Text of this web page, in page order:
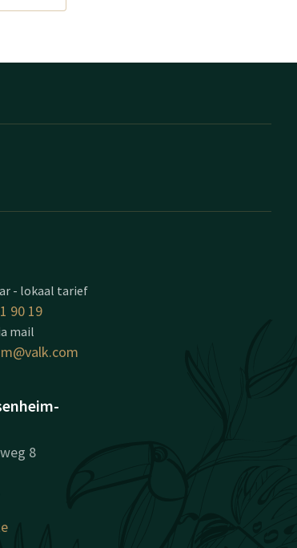
- lokaal tarief
90 19
mail
8